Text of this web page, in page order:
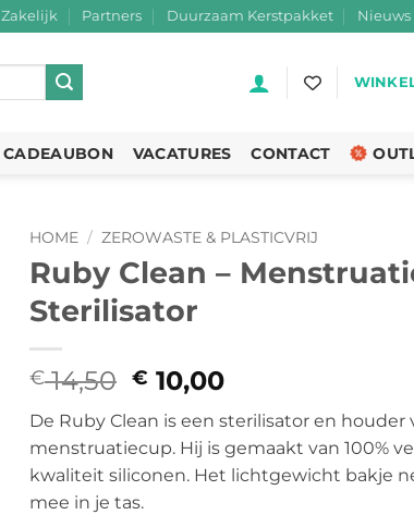
Zakelijk Partners Duurzaam Kerstpakket Nieuws
CADEAUBON VACATURES CONTACT
HOME / ZEROWASTE & PLASTICVRIJ
Ruby Clean –
Sterilisator
€14,50 Oorspronkelijke
prijs
was:
€ 14,50.
€ 10,00
prijs
is:
€ 10,00.
De Ruby Clean is een sterilisator en houder
menstruatiecup. Hij is gemaakt van 100%
kwaliteit siliconen. Het lichtgewicht bakje
mee in je tas.